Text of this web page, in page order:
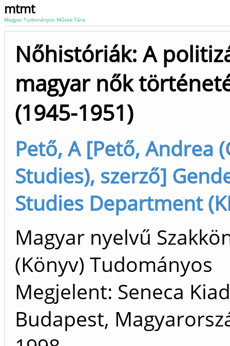
mtmt
Magyar Tudományos Művek Tára
Nőhistóriák: A
magyar nők
(1945-1951)
Pető, A [Pető, Andrea
Studies), szerző]
Studies Department
Magyar nyelvű
(Könyv) Tudományos
Megjelent: Seneca
Budapest,